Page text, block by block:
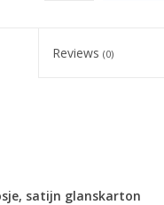
Reviews(0)
satijn glanskarton